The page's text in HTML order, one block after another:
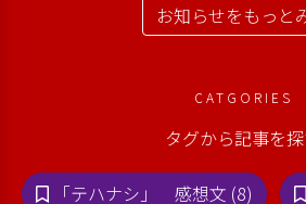
お知らせをもっと
CATGORIES
タグから記事を
「テハナシ」 感想文 (8)